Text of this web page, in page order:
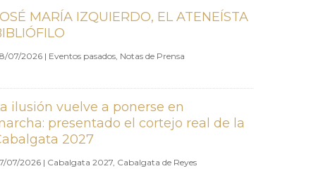
MARÍA IZQUIERDO, EL ATENEÍSTA
07/2026 | Eventos pasados, Notas de Prensa
ilusión vuelve a ponerse en
presentado el cortejo real de la
2027
07/2026 | Cabalgata 2027, Cabalgata de Reyes